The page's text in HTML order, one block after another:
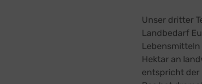
Unser dritter
Landbedarf
Hektar an
entspricht der